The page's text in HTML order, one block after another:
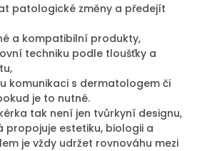
patologické změny a předejít
a kompatibilní produkty,
techniku podle tloušťky a
komunikaci s dermatologem či
je to nutné.
tak není jen tvůrkyní designu,
propojuje estetiku, biologii a
je vždy udržet rovnováhu mezi